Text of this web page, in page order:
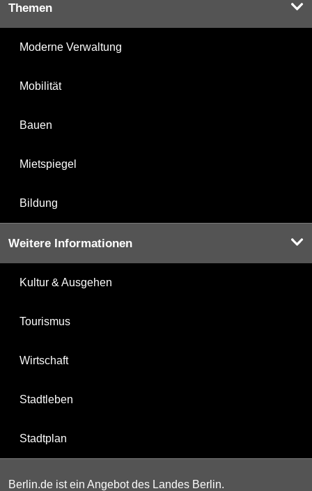
Themen
Moderne Verwaltung
Mobilität
Bauen
Mietspiegel
Bildung
Weitere Informationen
Kultur & Ausgehen
Tourismus
Wirtschaft
Stadtleben
Stadtplan
Berlin.de ist ein Angebot des Landes Berlin.